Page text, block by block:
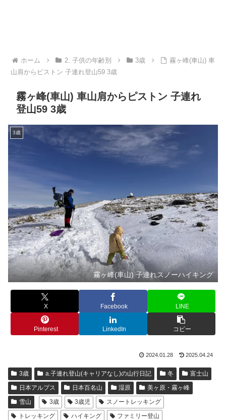
ホーム 2. 子供の年齢別 3歳
霧ヶ峰(車山) 車
山肩からピストン 子連れ登山59 3歳
霧ヶ峰(車山) 車山肩からピストン 子連れ
登山59 3歳
3歳
霧ヶ峰(車山) 子連れスノーハイキング
X Facebook LINE
Pinterest LinkedIn コピー
2024.01.28 2025.04.24
3歳 a.子連れ登山(キャリアなし)の山行日記 冬
富士山
日本アルプス
日本百名山 湿原
美ヶ原・霧ヶ峰
雪山
3歳 3歳児
スノートレッキング
トレッキング
ハイキング
ファミリー登山